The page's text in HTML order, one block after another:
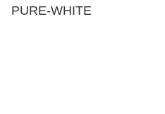
PURE-WHITE